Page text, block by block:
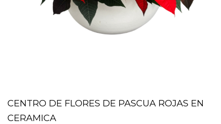
CENTRO DE FLORES DE PASCUA ROJAS EN
CERAMICA